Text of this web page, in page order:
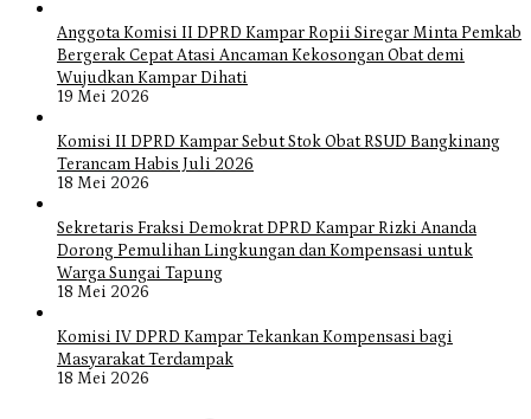
Anggota Komisi II DPRD Kampar Ropii Siregar Minta Pemkab
Bergerak Cepat Atasi Ancaman Kekosongan Obat demi
Wujudkan Kampar Dihati
19 Mei 2026
Komisi II DPRD Kampar Sebut Stok Obat RSUD Bangkinang
Terancam Habis Juli 2026
18 Mei 2026
Sekretaris Fraksi Demokrat DPRD Kampar Rizki Ananda
Dorong Pemulihan Lingkungan dan Kompensasi untuk
Warga Sungai Tapung
18 Mei 2026
Komisi IV DPRD Kampar Tekankan Kompensasi bagi
Masyarakat Terdampak
18 Mei 2026